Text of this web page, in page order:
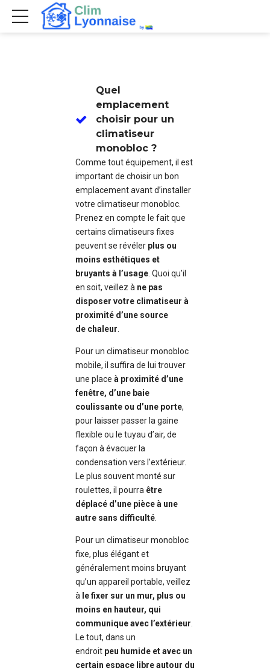
Quel
emplacement
choisir pour un
climatiseur
monobloc ?
Comme tout équipement, il est
important de choisir un bon
emplacement avant d’installer
votre climatiseur monobloc.
Prenez en compte le fait que
certains climatiseurs fixes
peuvent se révéler plus ou
moins esthétiques et
bruyants à l’usage . Quoi qu’il
en soit, veillez à ne pas
disposer votre climatiseur à
proximité d’une source
de chaleur
Pour un climatiseur monobloc
mobile, il suffira de lui trouver
une place à proximité d’une
fenêtre, d’une baie
coulissante ou d’une porte,
pour laisser passer la gaine
flexible ou le tuyau d’air, de
façon à évacuer la
condensation vers l’extérieur.
Le plus souvent monté sur
roulettes, il pourra être
déplacé d’une pièce à une
autre sans difficulté
Pour un climatiseur monobloc
fixe, plus élégant et
généralement moins bruyant
qu’un appareil portable, veillez
à le fixer sur un mur, plus ou
moins en hauteur, qui
communique avec l’extérieur
Le tout, dans un
endroit peu humide et avec un
certain espace libre autour du